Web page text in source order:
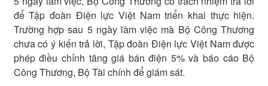
để Tập đoàn Điện lực Việt Nam triển khai thực hiện.
Trường hợp sau 5 ngày làm việc mà Bộ Công Thương
chưa có ý kiến trả lời, Tập đoàn Điện lực Việt Nam được
phép điều chỉnh tăng giá bán điện 5% và báo cáo Bộ
Công Thương, Bộ Tài chính để giám sát.